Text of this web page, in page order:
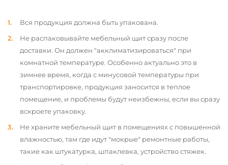
Вся продукция должна быть упакована.
Не распаковывайте мебельный щит сразу после
доставки. Он должен "акклиматизироваться" при
комнатной температуре. Особенно актуально это в
зимнее время, когда с минусовой температуры при
транспортировке, продукция заносится в теплое
помещение, и проблемы будут неизбежны, если вы сразу
вскроете упаковку.
Не храните мебельный щит в помещениях с повышенной
влажностью, там где идут "мокрые" ремонтные работы,
такие как штукатурка, шпаклевка, устройство стяжек.